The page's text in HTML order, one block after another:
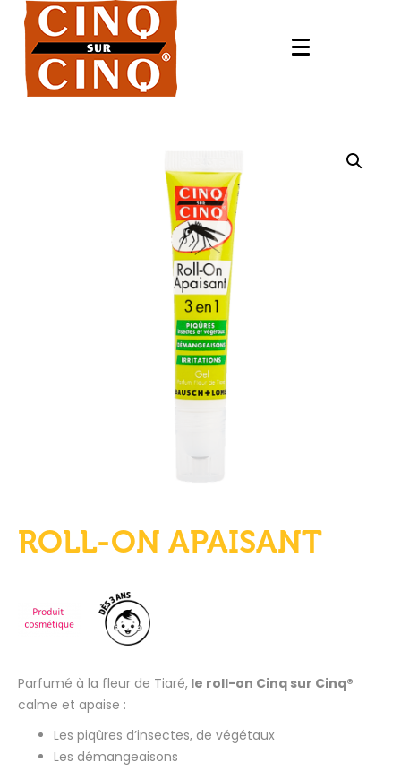
ROLL-ON APAISANT
Parfumé à la fleur de Tiaré, le roll-on Cinq sur Cinq®
calme et apaise :
Les piqûres d’insectes, de végétaux
Les démangeaisons